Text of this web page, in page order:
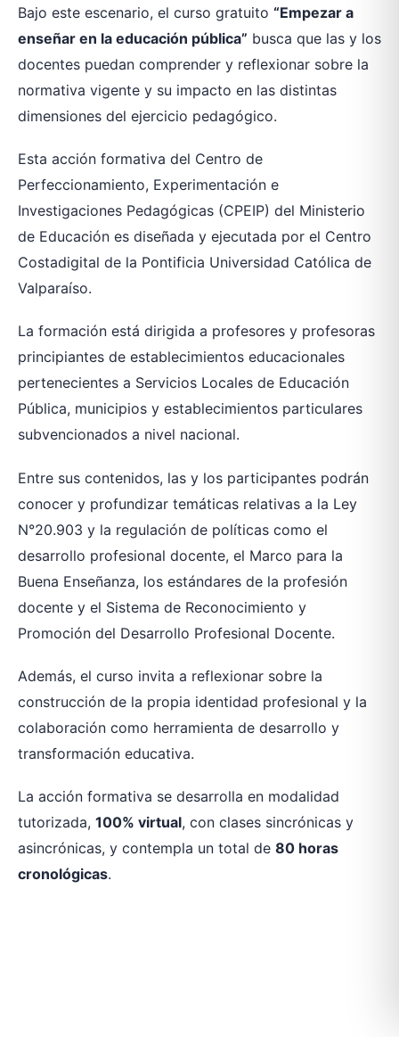
Bajo este escenario, el curso gratuito “Empezar a
enseñar en la educación pública” busca que las y los
docentes puedan comprender y reflexionar sobre la
normativa vigente y su impacto en las distintas
dimensiones del ejercicio pedagógico.
Esta acción formativa del Centro de
Perfeccionamiento, Experimentación e
Investigaciones Pedagógicas (CPEIP) del Ministerio
de Educación es diseñada y ejecutada por el Centro
Costadigital de la Pontificia Universidad Católica de
Valparaíso.
La formación está dirigida a profesores y profesoras
principiantes de establecimientos educacionales
pertenecientes a Servicios Locales de Educación
Pública, municipios y establecimientos particulares
subvencionados a nivel nacional.
Entre sus contenidos, las y los participantes podrán
conocer y profundizar temáticas relativas a la Ley
N°20.903 y la regulación de políticas como el
desarrollo profesional docente, el Marco para la
Buena Enseñanza, los estándares de la profesión
docente y el Sistema de Reconocimiento y
Promoción del Desarrollo Profesional Docente.
Además, el curso invita a reflexionar sobre la
construcción de la propia identidad profesional y la
colaboración como herramienta de desarrollo y
transformación educativa.
La acción formativa se desarrolla en modalidad
tutorizada, 100% virtual, con clases sincrónicas y
asincrónicas, y contempla un total de 80 horas
cronológicas.